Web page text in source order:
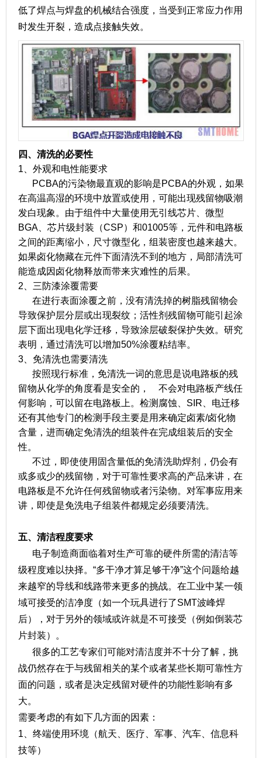
低了焊点与焊盘的机械结合强度，当受到正常应力作用
时发生开裂，造成点接触失效。
四、清洗的必要性
1、外观和电性能要求
PCBA的污染物最直观的影响是PCBA的外观，如果
在高温高湿的环境中放置或使用，可能出现残留物吸潮
发白现象。由于组件中大量使用无引线芯片、微型
BGA、芯片级封装（CSP）和01005等，元件和电路板
之间的距离缩小，尺寸微型化，组装密度也越来越大。
如果卤化物藏在元件下面清洗不到的地方，局部清洗可
能造成因卤化物释放而带来灾难性的后果。
2、三防漆涂覆需要
在进行表面涂覆之前，没有清洗掉的树脂残留物会
导致保护层分层或出现裂纹；活性剂残留物可能引起涂
层下面出现电化学迁移，导致涂层破裂保护失效。研究
表明，通过清洗可以增加50%涂覆粘结率。
3、免清洗也需要清洗
按照现行标准，免清洗一词的意思是说电路板的残
留物从化学的角度看是安全的， 不会对电路板产线任
何影响，可以留在电路板上。检测腐蚀、SIR、电迁移
还有其他专门的检测手段主要是用来确定卤素/卤化物
含量，进而确定免清洗的组装件在完成组装后的安全
性。
不过，即使使用固含量低的免清洗助焊剂，仍会有
或多或少的残留物，对于可靠性要求高的产品来讲，在
电路板是不允许任何残留物或者污染物。对军事应用来
讲，即使是免洗电子组装件都规定必须要清洗。
五、清洁程度要求
电子制造商面临着对生产可靠的硬件所需的清洁等
级程度难以抉择。“多干净才算足够干净”这个问题给越
来越窄的导线和线路带来更多的挑战。在工业中某一领
域可接受的洁净度（如一个玩具进行了SMT波峰焊
后），对于另外的领域或许就是不可接受（例如倒装芯
片封装）。
很多的工艺专家们可能对清洁度并不十分了解，挑
战仍然存在于与残留相关的某个或者某些长期可靠性方
面的问题，或者是决定残留对硬件的功能性影响有多
大。
需要考虑的有如下几方面的因素：
1、终端使用环境（航天、医疗、军事、汽车、信息科
技等）